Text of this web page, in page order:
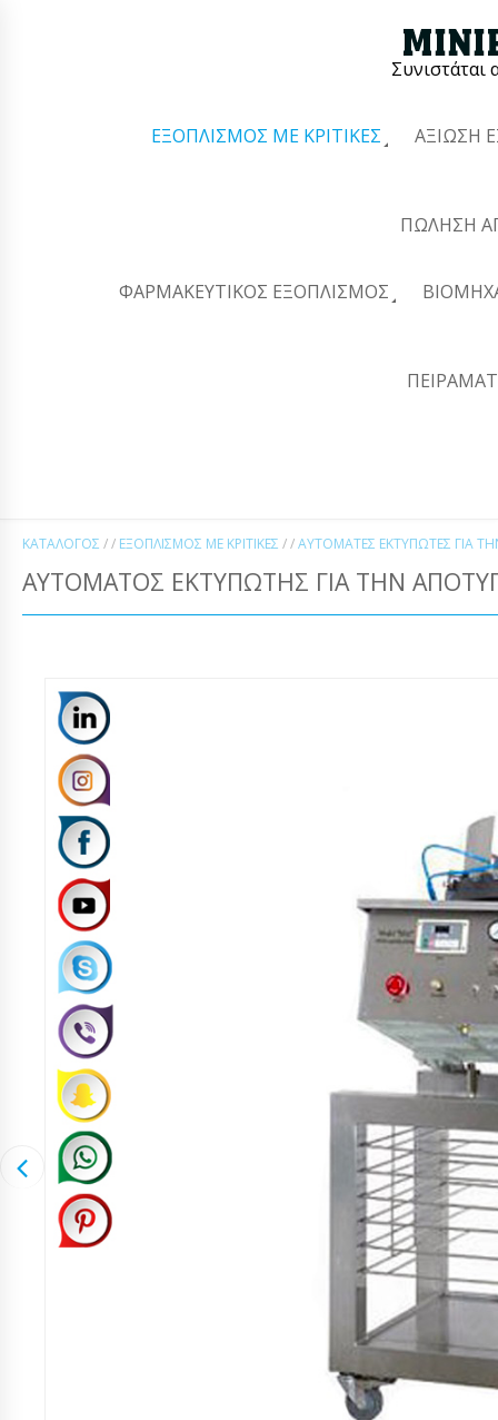
Συνιστάται
ΕΞΟΠΛΙΣΜΌΣ ΜΕ ΚΡΙΤΙΚΈΣ ΑΞΊΩΣΗ
ΠΏΛΗΣΗ
ΦΑΡΜΑΚΕΥΤΙΚΌΣ ΕΞΟΠΛΙΣΜΌΣ
ΚΑΤΆΛΟΓΟΣ / / ΕΞΟΠΛΙΣΜΌΣ ΜΕ ΚΡΙΤΙΚΈΣ / /ΑΥΤΌΜΑΤΕΣ ΕΚΤΥΠΩΤΈΣ ΓΙΑ
ΑΎΤΟΜΑΤΟΣ ΕΚΤΥΠΩΤΉΣ ΓΙΑ ΤΗΝ